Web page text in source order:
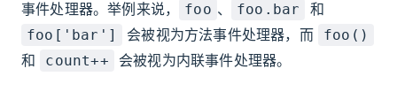
事件处理器。举例来说， foo 、 foo.bar 和
foo['bar'] 会被视为方法事件处理器，而 foo()
和 count++ 会被视为内联事件处理器。